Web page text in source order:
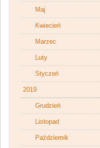
Maj
Kwiecień
Marzec
Luty
Styczeń
2019
Grudzień
Listopad
Październik